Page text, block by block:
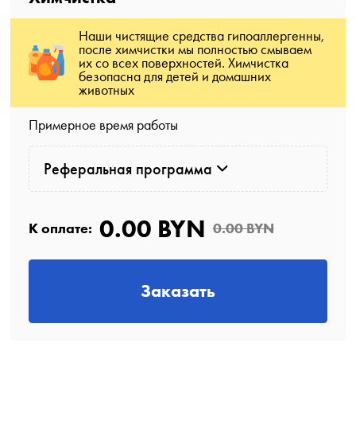
Наши чистящие средства гипоаллергенны,
после химчистки мы полностью смываем
их со всех поверхностей. Химчистка
безопасна для детей и домашних
животных
Примерное время работы
Реферальная программа
К оплате: 0.00 BYN 0.00 BYN
Заказать